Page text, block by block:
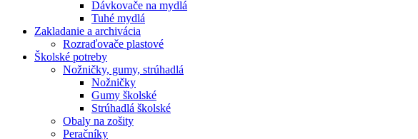
Dávkovače na mydlá
Tuhé mydlá
Zakladanie a archivácia
Rozraďovače plastové
Školské potreby
Nožničky, gumy, strúhadlá
Nožničky
Gumy školské
Strúhadlá školské
Obaly na zošity
Peračníky